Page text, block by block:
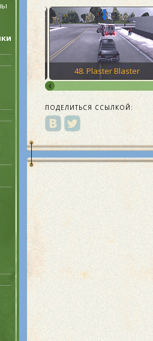
48. Plaster Blaster
ПОДЕЛИТЬСЯ ССЫЛКОЙ: